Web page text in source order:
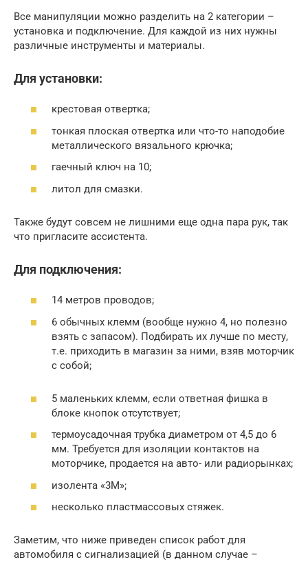
Все манипуляции можно разделить на 2 категории –
установка и подключение. Для каждой из них нужны
различные инструменты и материалы.
Для установки:
крестовая отвертка;
тонкая плоская отвертка или что-то наподобие
металлического вязального крючка;
гаечный ключ на 10;
литол для смазки.
Также будут совсем не лишними еще одна пара рук, так
что пригласите ассистента.
Для подключения:
14 метров проводов;
6 обычных клемм (вообще нужно 4, но полезно
взять с запасом). Подбирать их лучше по месту,
т.е. приходить в магазин за ними, взяв моторчик
с собой;
5 маленьких клемм, если ответная фишка в
блоке кнопок отсутствует;
термоусадочная трубка диаметром от 4,5 до 6
мм. Требуется для изоляции контактов на
моторчике, продается на авто- или радиорынках;
изолента «3М»;
несколько пластмассовых стяжек.
Заметим, что ниже приведен список работ для
автомобиля с сигнализацией (в данном случае –